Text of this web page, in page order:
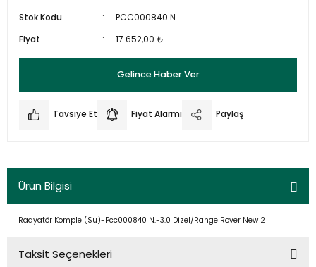
Stok Kodu
PCC000840 N.
Fiyat
17.652,00 ₺
Gelince Haber Ver
Tavsiye Et Fiyat Alarmı Paylaş
Ürün Bilgisi
Radyatör Komple (Su)-Pcc000840 N.-3.0 Dizel/Range Rover New 2
Taksit Seçenekleri